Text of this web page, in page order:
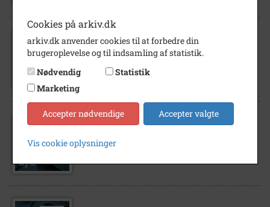
2011
Gartner Svend Larsen 1994
Cookies på arkiv.dk
arkiv.dk anvender cookies til at forbedre din
brugeroplevelse og til indsamling af statistik.
Nødvendig
Statistik
Marketing
Accepter nødvendige Accepter valgte
Vis cookie oplysninger